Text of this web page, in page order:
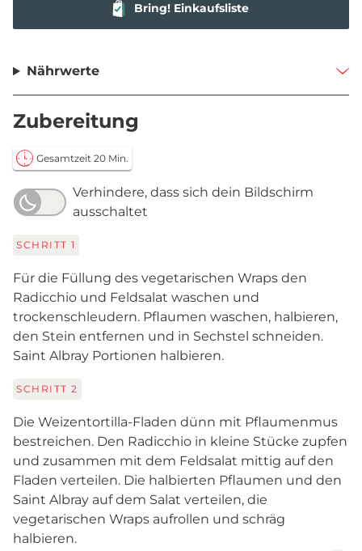
Bring! Einkaufsliste
Nährwerte
Zubereitung
Gesamtzeit 20 Min.
Verhindere, dass sich dein Bildschirm
ausschaltet
SCHRITT 1
Für die Füllung des vegetarischen Wraps den
Radicchio und Feldsalat waschen und
trockenschleudern. Pflaumen waschen, halbieren,
den Stein entfernen und in Sechstel schneiden.
Saint Albray Portionen halbieren.
SCHRITT 2
Die Weizentortilla-Fladen dünn mit Pflaumenmus
bestreichen. Den Radicchio in kleine Stücke zupfen
und zusammen mit dem Feldsalat mittig auf den
Fladen verteilen. Die halbierten Pflaumen und den
Saint Albray auf dem Salat verteilen, die
vegetarischen Wraps aufrollen und schräg
halbieren.